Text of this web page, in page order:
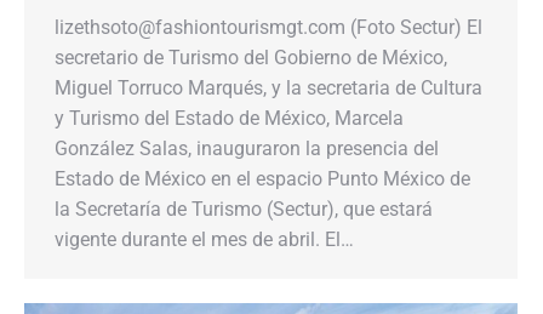
lizethsoto@fashiontourismgt.com (Foto Sectur) El
secretario de Turismo del Gobierno de México,
Miguel Torruco Marqués, y la secretaria de Cultura
y Turismo del Estado de México, Marcela
González Salas, inauguraron la presencia del
Estado de México en el espacio Punto México de
la Secretaría de Turismo (Sectur), que estará
vigente durante el mes de abril. El…